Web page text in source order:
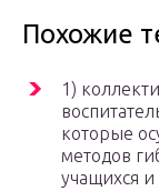
Похожие
1)
которые
методов
учащихся и